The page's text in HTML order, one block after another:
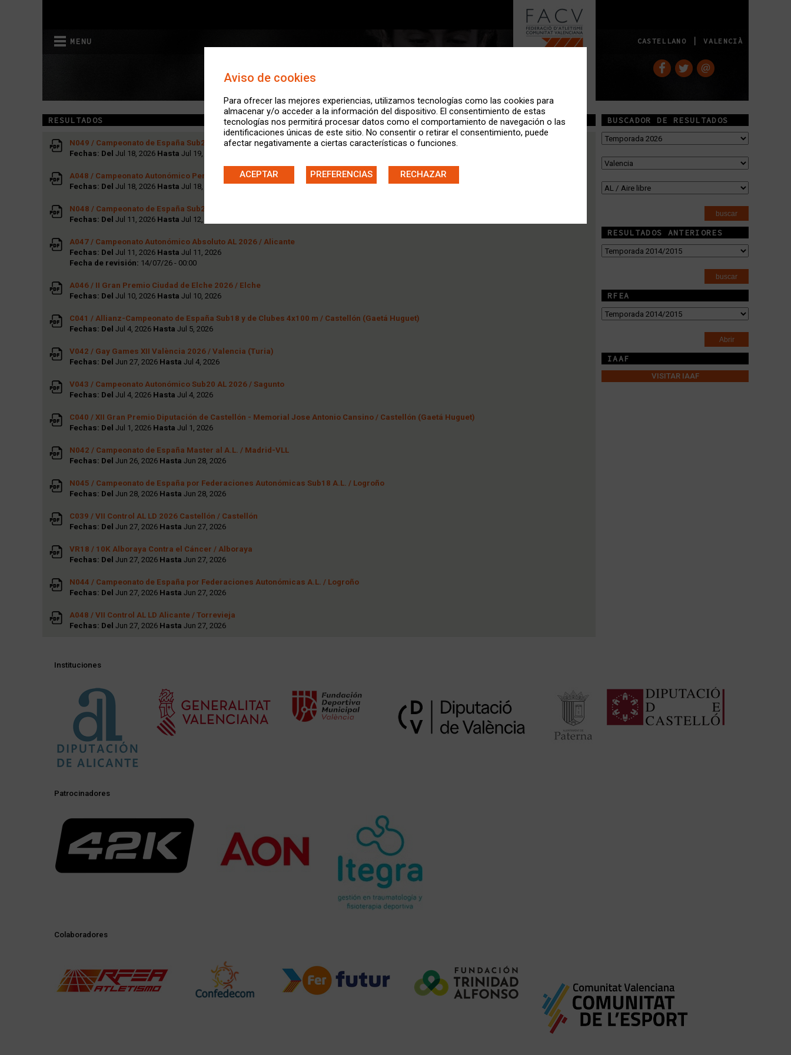
Aviso de cookies
Para ofrecer las mejores experiencias, utilizamos tecnologías como las cookies para
almacenar y/o acceder a la información del dispositivo. El consentimiento de estas
tecnologías nos permitirá procesar datos como el comportamiento de navegación o las
identificaciones únicas de este sitio. No consentir o retirar el consentimiento, puede
afectar negativamente a ciertas características o funciones.
ACEPTAR PREFERENCIAS RECHAZAR
MENU VALENCIÀ
|
CASTELLANO
RESULTADOS
N049 / Campeonato de España Sub20 al A.L.y de Clubes 4x100 m.l. / Albacete
Fechas: Del Jul 18, 2026 Hasta Jul 19, 2026
A048 / Campeonato Autonómico Pentatlón lanzamientos Master AL 2026 / Elche
Fechas: Del Jul 18, 2026 Hasta Jul 18, 2026
N048 / Campeonato de España Sub23 al A.L.y de Clubes 4x100 m.l. / Cáceres
Fechas: Del Jul 11, 2026 Hasta Jul 12, 2026
A047 / Campeonato Autonómico Absoluto AL 2026 / Alicante
Fechas: Del Jul 11, 2026 Hasta Jul 11, 2026
Fecha de revisión: 14/07/26 - 00:00
A046 / II Gran Premio Ciudad de Elche 2026 / Elche
Fechas: Del Jul 10, 2026 Hasta Jul 10, 2026
C041 / Allianz-Campeonato de España Sub18 y de Clubes 4x100 m / Castellón (Gaetá Huguet)
Fechas: Del Jul 4, 2026 Hasta Jul 5, 2026
V042 / Gay Games XII València 2026 / Valencia (Turia)
Fechas: Del Jun 27, 2026 Hasta Jul 4, 2026
V043 / Campeonato Autonómico Sub20 AL 2026 / Sagunto
Fechas: Del Jul 4, 2026 Hasta Jul 4, 2026
C040 / XII Gran Premio Diputación de Castellón - Memorial Jose Antonio Cansino / Castellón (Gaetá Huguet)
Fechas: Del Jul 1, 2026 Hasta Jul 1, 2026
N042 / Campeonato de España Master al A.L. / Madrid-VLL
Fechas: Del Jun 26, 2026 Hasta Jun 28, 2026
N045 / Campeonato de España por Federaciones Autonómicas Sub18 A.L. / Logroño
Fechas: Del Jun 28, 2026 Hasta Jun 28, 2026
C039 / VII Control AL LD 2026 Castellón / Castellón
Fechas: Del Jun 27, 2026 Hasta Jun 27, 2026
VR18 / 10K Alboraya Contra el Cáncer / Alboraya
Fechas: Del Jun 27, 2026 Hasta Jun 27, 2026
N044 / Campeonato de España por Federaciones Autonómicas A.L. / Logroño
Fechas: Del Jun 27, 2026 Hasta Jun 27, 2026
A048 / VII Control AL LD Alicante / Torrevieja
Fechas: Del Jun 27, 2026 Hasta Jun 27, 2026
BUSCADOR DE RESULTADOS
RESULTADOS ANTERIORES
FACV
RFEA
IAAF
VISITAR IAAF
Instituciones
Patrocinadores
Colaboradores